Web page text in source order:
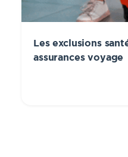
Les exclusions
assurances voyage